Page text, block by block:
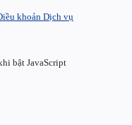
khoản Dịch vụ
bật JavaScript